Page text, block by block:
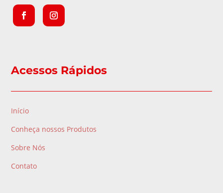
Acessos Rápidos
Início
Conheça nossos Produtos
Sobre Nós
Contato